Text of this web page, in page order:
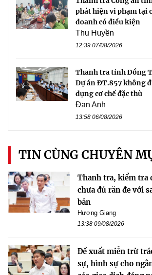
phát hiện vi phạm tại
doanh có điều kiện
Thu Huyền
12:39 07/08/2026
Thanh tra tỉnh Đồng
Dự án ĐT.857 không
dụng cơ chế đặc thù
Đan Anh
13:58 06/08/2026
TIN CÙNG CHUYÊN
Thanh tra, kiểm tra
chưa đủ răn đe với
bản
Hương Giang
13:38 09/08/2026
Đề xuất miễn trừ
sự, hình sự cho